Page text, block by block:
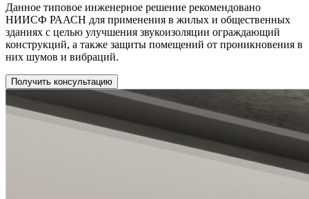
Данное типовое инженерное решение рекомендовано
НИИСФ РААСН для применения в жилых и общественных
зданиях с целью улучшения звукоизоляции ограждающий
конструкций, а также защиты помещений от проникновения в
них шумов и вибраций.
Получить консультацию